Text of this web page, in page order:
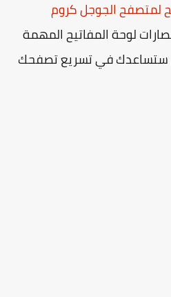
الجوجل كروم
لوحة المفاتيح المهمة
في تسريع تصفحك